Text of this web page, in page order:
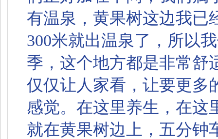
有温泉，黄果树这边我已
300米就出温泉了，所以
季，这个地方都是非常舒
仅仅让人家看，让要更多
感觉。在这里养生，在这
就在黄果树边上，五分钟